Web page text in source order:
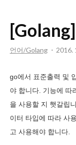
언어/Golang 2016.
go에서 표준출력 및
야 합니다. 기능에 따
을 사용할 지 햇갈립
이터 타입에 따라 사
고 사용해야 합니다.